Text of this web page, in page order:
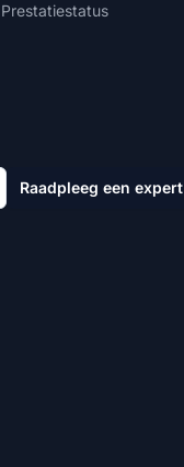
Prestatiestatus
Raadpleeg een expert